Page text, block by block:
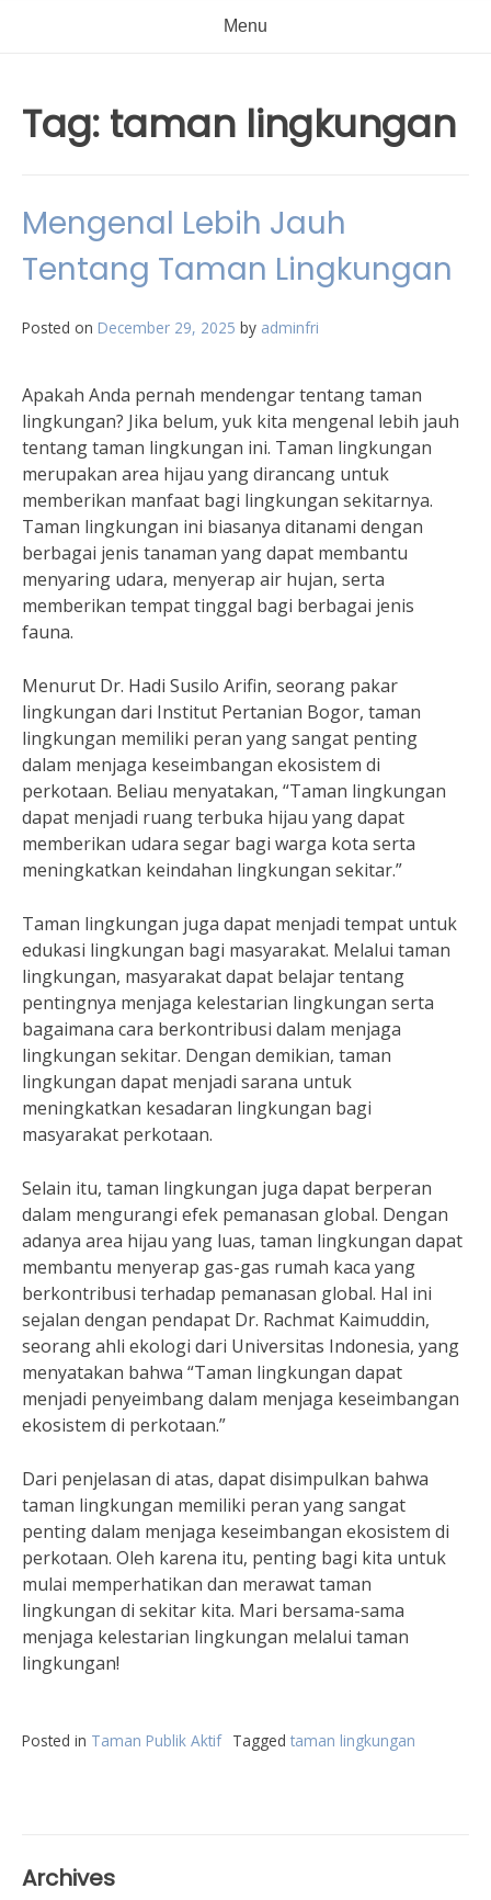
Menu
Tag: taman lingkungan
Mengenal Lebih Jauh
Tentang Taman Lingkungan
Posted on December 29, 2025 by adminfri
Apakah Anda pernah mendengar tentang taman
lingkungan? Jika belum, yuk kita mengenal lebih jauh
tentang taman lingkungan ini. Taman lingkungan
merupakan area hijau yang dirancang untuk
memberikan manfaat bagi lingkungan sekitarnya.
Taman lingkungan ini biasanya ditanami dengan
berbagai jenis tanaman yang dapat membantu
menyaring udara, menyerap air hujan, serta
memberikan tempat tinggal bagi berbagai jenis
fauna.
Menurut Dr. Hadi Susilo Arifin, seorang pakar
lingkungan dari Institut Pertanian Bogor, taman
lingkungan memiliki peran yang sangat penting
dalam menjaga keseimbangan ekosistem di
perkotaan. Beliau menyatakan, “Taman lingkungan
dapat menjadi ruang terbuka hijau yang dapat
memberikan udara segar bagi warga kota serta
meningkatkan keindahan lingkungan sekitar.”
Taman lingkungan juga dapat menjadi tempat untuk
edukasi lingkungan bagi masyarakat. Melalui taman
lingkungan, masyarakat dapat belajar tentang
pentingnya menjaga kelestarian lingkungan serta
bagaimana cara berkontribusi dalam menjaga
lingkungan sekitar. Dengan demikian, taman
lingkungan dapat menjadi sarana untuk
meningkatkan kesadaran lingkungan bagi
masyarakat perkotaan.
Selain itu, taman lingkungan juga dapat berperan
dalam mengurangi efek pemanasan global. Dengan
adanya area hijau yang luas, taman lingkungan dapat
membantu menyerap gas-gas rumah kaca yang
berkontribusi terhadap pemanasan global. Hal ini
sejalan dengan pendapat Dr. Rachmat Kaimuddin,
seorang ahli ekologi dari Universitas Indonesia, yang
menyatakan bahwa “Taman lingkungan dapat
menjadi penyeimbang dalam menjaga keseimbangan
ekosistem di perkotaan.”
Dari penjelasan di atas, dapat disimpulkan bahwa
taman lingkungan memiliki peran yang sangat
penting dalam menjaga keseimbangan ekosistem di
perkotaan. Oleh karena itu, penting bagi kita untuk
mulai memperhatikan dan merawat taman
lingkungan di sekitar kita. Mari bersama-sama
menjaga kelestarian lingkungan melalui taman
lingkungan!
Posted in Taman Publik Aktif Tagged taman lingkungan
Archives